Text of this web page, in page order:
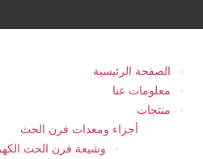
الصفحة الرئيسية
معلومات عنا
منتجات
أجزاء ومعدات فرن الحث
وشيعة فرن الحث